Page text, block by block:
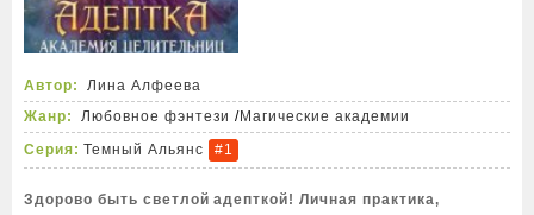
Автор:
Лина Алфеева
Жанр:
Любовное фэнтези /Магические академии
Серия: Темный Альянс #1
Здорово быть светлой адепткой! Личная практика,